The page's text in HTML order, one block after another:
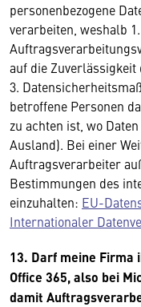
personenbezogene
verarbeiten, weshalb
auf die Zuverlässigkeit
3.
betroffene Personen
zu achten ist, wo
Ausland). Bei einer
Auftragsverarbeiter
Bestimmungen des
einzuhalten: EU-
Internationaler
13. Darf meine
Office 365, also bei
damit